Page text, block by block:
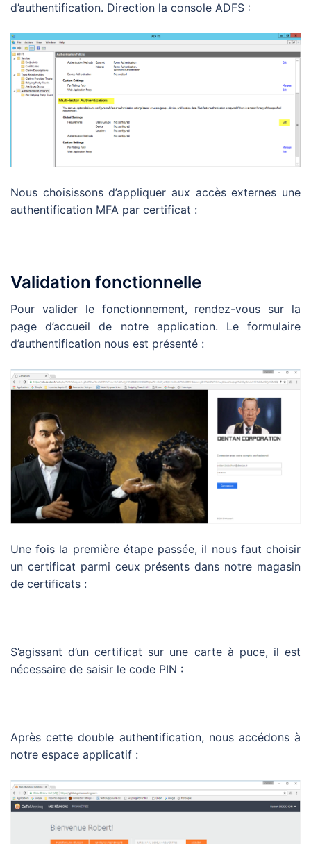
d’authentification. Direction la console ADFS :
Nous choisissons d’appliquer aux accès externes une
authentification MFA par certificat :
Validation fonctionnelle
Pour valider le fonctionnement, rendez-vous sur la
page d’accueil de notre application. Le formulaire
d’authentification nous est présenté :
Une fois la première étape passée, il nous faut choisir
un certificat parmi ceux présents dans notre magasin
de certificats :
S’agissant d’un certificat sur une carte à puce, il est
nécessaire de saisir le code PIN :
Après cette double authentification, nous accédons à
notre espace applicatif :